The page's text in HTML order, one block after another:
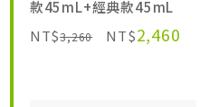
美體保養
款45mL+經典款45mL
NT$3,260 NT$2,460